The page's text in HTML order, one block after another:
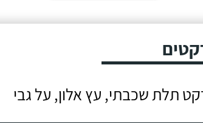
תלת שכבתי, עץ אלון, על גבי